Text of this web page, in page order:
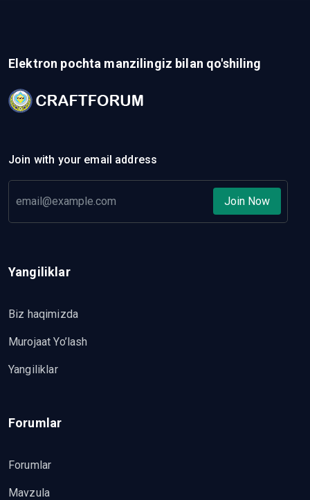
Elektron pochta manzilingiz bilan qo'shiling
Join with your email address
Join Now
Yangiliklar
Biz haqimizda
Murojaat Yo’lash
Yangiliklar
Forumlar
Forumlar
Mavzula